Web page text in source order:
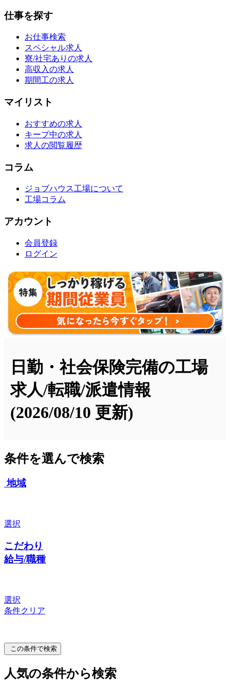
仕事を探す
お仕事検索
スペシャル求人
寮/社宅ありの求人
高収入の求人
期間工の求人
マイリスト
おすすめの求人
キープ中の求人
求人の閲覧履歴
コラム
ジョブハウス工場について
工場コラム
アカウント
会員登録
ログイン
日勤・社会保険完備の工場
求人/転職/派遣情報
(2026/08/10 更新)
条件を選んで検索
地域
選択
こだわり
給与/職種
選択
条件クリア
この条件で検索
人気の条件から検索